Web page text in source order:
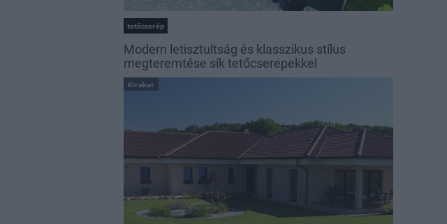
tetőcserép
Modern letisztultság és klasszikus stílus
megteremtése sík tetőcserepekkel
Kirakat